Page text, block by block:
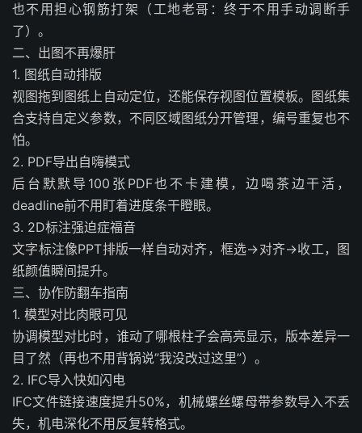
也不用担心钢筋打架（工地老哥：终于不用手动调断手
了）。
二、出图不再爆肝
1. 图纸自动排版
视图拖到图纸上自动定位，还能保存视图位置模板。图纸集
合支持自定义参数，不同区域图纸分开管理，编号重复也不
怕。
2. PDF导出自嗨模式
后台默默导100张PDF也不卡建模，边喝茶边干活，
deadline前不用盯着进度条干瞪眼。
3. 2D标注强迫症福音
文字标注像PPT排版一样自动对齐，框选→对齐→收工，图
纸颜值瞬间提升。
三、协作防翻车指南
1. 模型对比肉眼可见
协调模型对比时，谁动了哪根柱子会高亮显示，版本差异一
目了然（再也不用背锅说”我没改过这里”）。
2. IFC导入快如闪电
IFC文件链接速度提升50%，机械螺丝螺母带参数导入不丢
失，机电深化不用反复转格式。